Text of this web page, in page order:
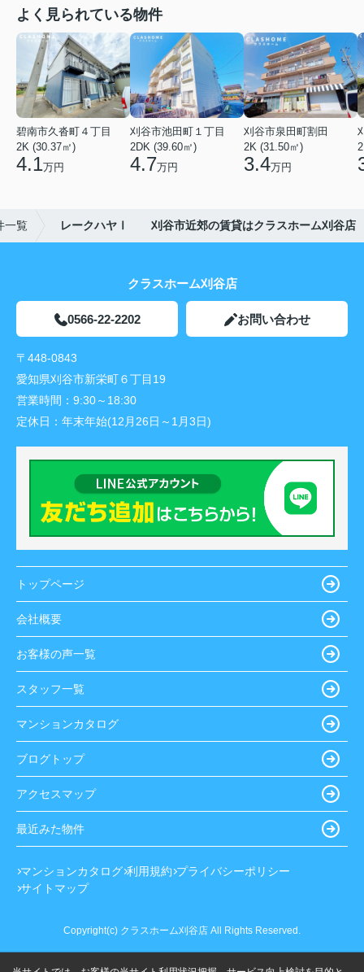
よく見られている物件
碧南市久沓町４丁目
2K (30.37㎡)
4.1万円
刈谷市池田町１丁目
2DK (39.60㎡)
4.7万円
刈谷市泉田町割田
2K (31.50㎡)
3.4万円
一覧 レークハヤⅠ 刈谷市近郊の賃貸はクラスホーム刈谷店
クラスホーム刈谷店
0566-22-2202 お問い合わせ
〒448-0843
愛知県刈谷市新栄町６丁目19
営業時間： 9:30～18:30
定休日： 年末年始(12月26日～1月3日)
トップページ
会社概要
お客様の声一覧
スタッフ一覧
マンションカタログ
ブログトップ
アクセスマップ
最近みた物件
マンションカタログ 利用規約 プライバシーポリシー
サイトマップ
Copyright(c) クラスホーム刈谷店 All Rights Reserved.